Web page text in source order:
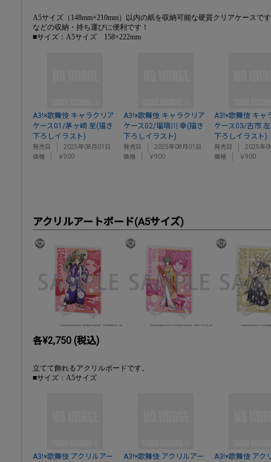
A5サイズ（148mm×210mm）以内の紙を収納可能な硬質クリアケースで
などの収納・持ち運びに便利です！
■サイズ：A5サイズ 158×222mm
A3!×歌舞伎 キャラクリア
ケース01/茅ヶ崎 至(描き
下ろしイラスト)
発売日
2025年08月01日
価格
￥900
A3!×歌舞伎 キャラクリア
ケース02/瑠璃川 幸(描き
下ろしイラスト)
発売日
2025年08月01日
価格
￥900
A3!×歌舞伎 キャ
ケース03/古市
下ろしイラスト)
発売日
2025年
価格
￥900
アクリルアートボード(A5サイズ)
各¥2,750 (税込)
立てて飾れるアクリルボードです。
■サイズ：A5サイズ
A3!×歌舞伎 アクリルアー
A3!×歌舞伎 アクリルアー
A3!×歌舞伎 アク